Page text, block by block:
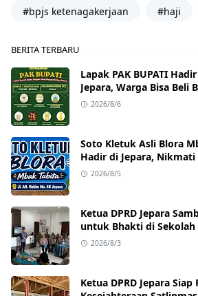
#bpjs ketenagakerjaan #haji
BERITA TERBARU
Lapak PAK BUPATI
Jepara, Warga Bisa Beli
Goreng dengan Harga
2026/8/6
Soto Kletuk Asli Blora
Hadir di Jepara,
Mulai Rp10 Ribu
2026/8/5
Ketua DPRD Jepara
untuk Bhakti di Sekolah
2026/8/3
Ketua DPRD Jepara